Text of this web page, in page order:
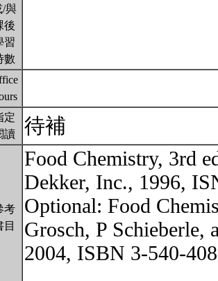
/與
後
習
數
定
讀
待補
考
目
Food Chemistry, 3rd
Dekker, Inc., 1996,
Optional: Food
Grosch, P Schieberle,
2004, ISBN 3-540-